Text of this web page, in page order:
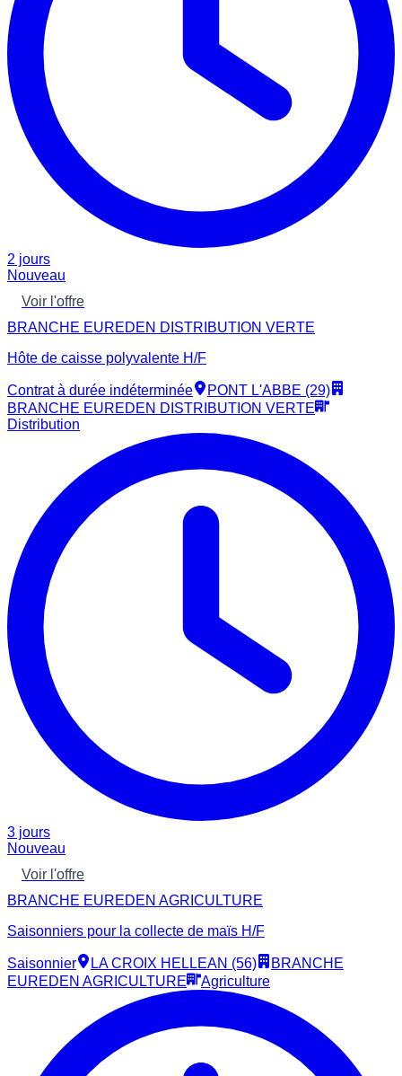
2 jours
Nouveau
Voir l'offre
BRANCHE EUREDEN DISTRIBUTION VERTE
Hôte de caisse polyvalente H/F
Contrat à durée indéterminée
PONT L'ABBE (29)
BRANCHE EUREDEN DISTRIBUTION VERTE
Distribution
3 jours
Nouveau
Voir l'offre
BRANCHE EUREDEN AGRICULTURE
Saisonniers pour la collecte de maïs H/F
Saisonnier LA CROIX HELLEAN (56)
BRANCHE
EUREDEN AGRICULTURE
Agriculture